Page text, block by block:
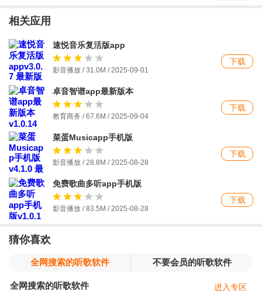
相关应用
速悦音乐复活版app
影音播放 / 31.0M / 2025-09-01
下载
卓音智谱app最新版本
教育商务 / 67.6M / 2025-09-04
下载
菜蛋Musicapp手机版
影音播放 / 28.8M / 2025-08-28
下载
免费歌曲多听app手机版
影音播放 / 83.5M / 2025-08-28
下载
猜你喜欢
全网搜索的听歌软件 不要会员的听歌软件
全网搜索的听歌软件 进入专区